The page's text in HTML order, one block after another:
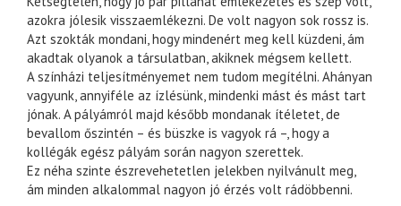
azokra jólesik visszaemlékezni. De volt nagyon sok rossz is.
Azt szokták mondani, hogy mindenért meg kell küzdeni, ám
akadtak olyanok a társulatban, akiknek mégsem kellett.
A színházi teljesítményemet nem tudom megítélni. Ahányan
vagyunk, annyiféle az ízlésünk, mindenki mást és mást tart
jónak. A pályámról majd később mondanak ítéletet, de
bevallom őszintén – és büszke is vagyok rá –, hogy a
kollégák egész pályám során nagyon szerettek.
Ez néha szinte észrevehetetlen jelekben nyilvánult meg,
ám minden alkalommal nagyon jó érzés volt rádöbbenni.